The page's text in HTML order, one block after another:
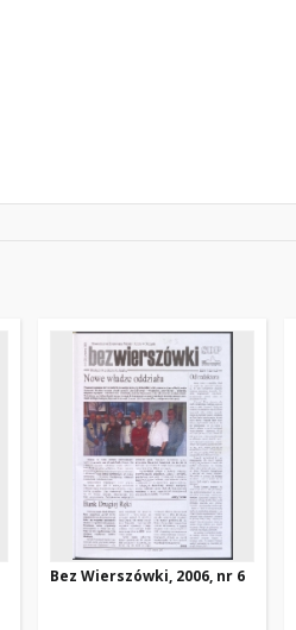
Bez Wierszówki, 2006, nr 6